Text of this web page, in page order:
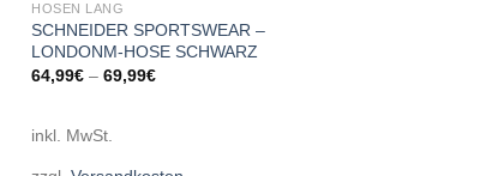
HOSEN LANG
SCHNEIDER SPORTSWEAR –
LONDONM-HOSE SCHWARZ
64,99€ –69,99€
inkl. MwSt.